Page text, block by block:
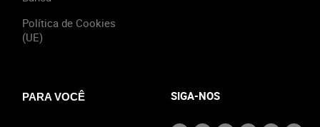
Política de Cookies
(UE)
PARA VOCÊ SIGA-NOS